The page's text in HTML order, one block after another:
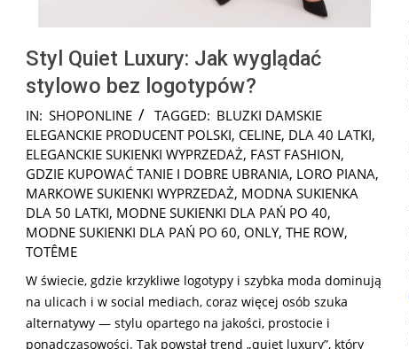
Styl Quiet Luxury: Jak wyglądać
stylowo bez logotypów?
2026-
02-
24
IN: SHOPONLINE TAGGED: BLUZKI DAMSKIE
ELEGANCKIE PRODUCENT POLSKI, CELINE, DLA 40 LATKI,
ELEGANCKIE SUKIENKI WYPRZEDAŻ, FAST FASHION,
GDZIE KUPOWAĆ TANIE I DOBRE UBRANIA, LORO PIANA,
MARKOWE SUKIENKI WYPRZEDAŻ, MODNA SUKIENKA
DLA 50 LATKI, MODNE SUKIENKI DLA PAŃ PO 40,
MODNE SUKIENKI DLA PAŃ PO 60, ONLY, THE ROW,
TOTÊME
W świecie, gdzie krzykliwe logotypy i szybka moda dominują
na ulicach i w social mediach, coraz więcej osób szuka
alternatywy — stylu opartego na jakości, prostocie i
ponadczasowości. Tak powstał trend „quiet luxury”, który